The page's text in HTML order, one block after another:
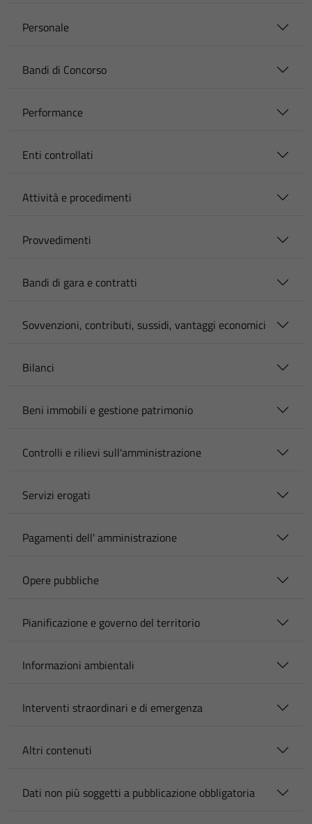
Personale
Bandi di Concorso
Performance
Enti controllati
Attività e procedimenti
Provvedimenti
Bandi di gara e contratti
Sovvenzioni, contributi, sussidi, vantaggi economici
Bilanci
Beni immobili e gestione patrimonio
Controlli e rilievi sull'amministrazione
Servizi erogati
Pagamenti dell' amministrazione
Opere pubbliche
Pianificazione e governo del territorio
Informazioni ambientali
Interventi straordinari e di emergenza
Altri contenuti
Dati non più soggetti a pubblicazione obbligatoria